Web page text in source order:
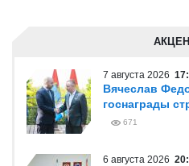
7 августа 2026
Вячеслав
госнаграды
671
6 августа 2026